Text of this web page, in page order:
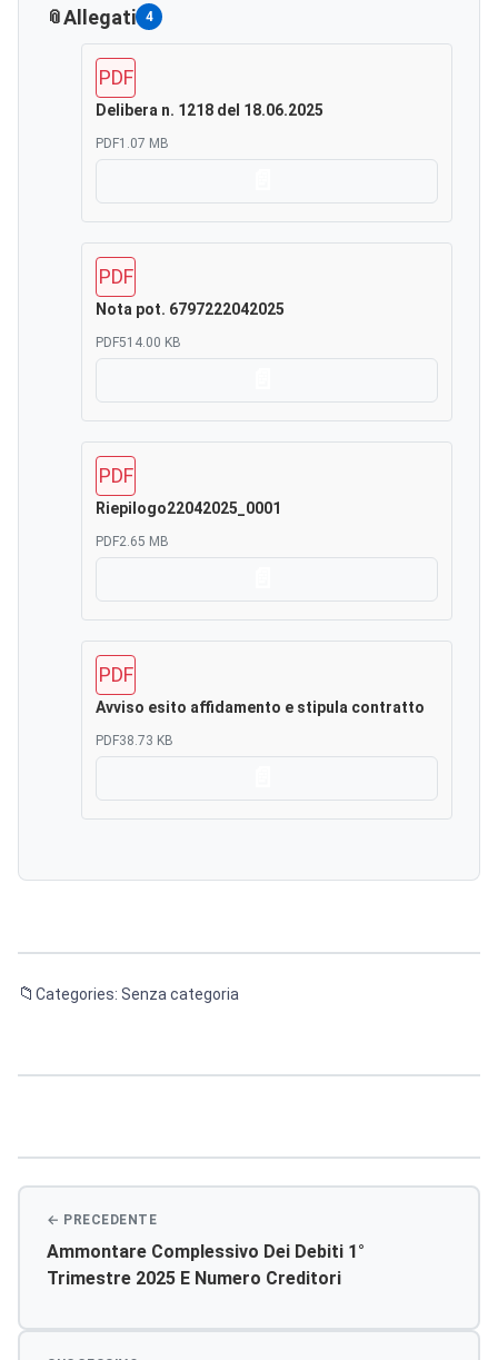
Allegati 4
PDF
Delibera n. 1218 del 18.06.2025
PDF1.07 MB
PDF
Nota pot. 6797222042025
PDF514.00 KB
PDF
Riepilogo22042025_0001
PDF2.65 MB
PDF
Avviso esito affidamento e stipula contratto
PDF38.73 KB
Categories: Senza categoria
Ammontare Complessivo Dei Debiti 1°
Trimestre 2025 E Numero Creditori